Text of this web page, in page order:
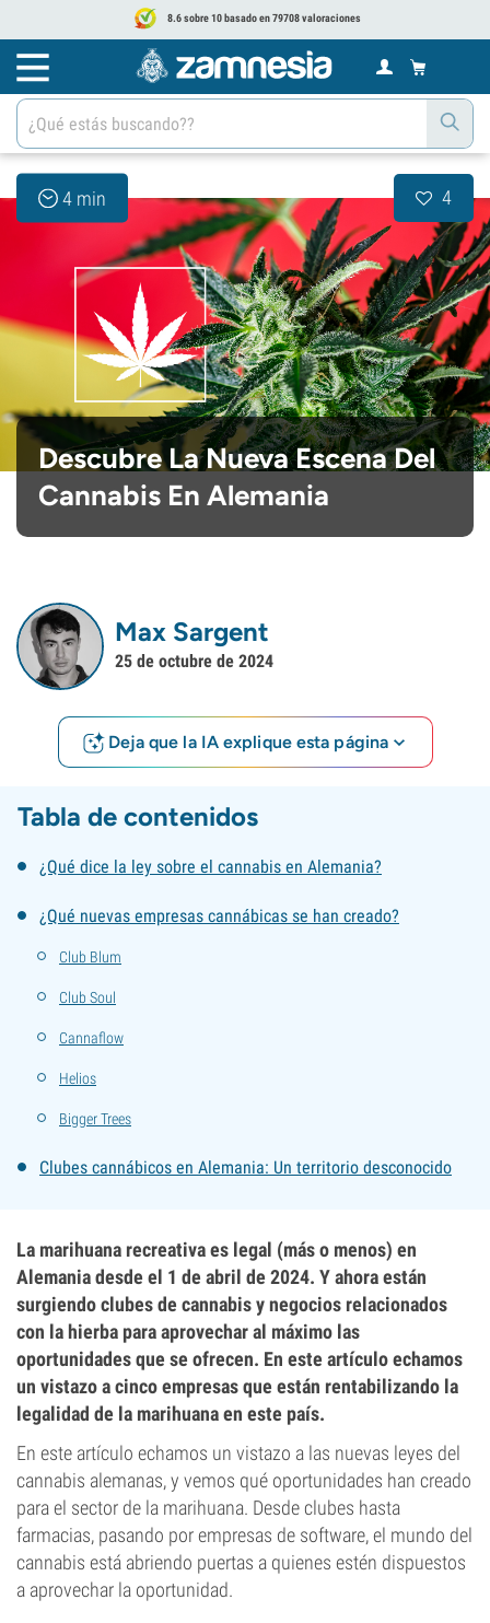
8.6 sobre 10 basado en 79708 valoraciones
4 min 4
Descubre La Nueva Escena Del
Cannabis En Alemania
Max Sargent
25 de octubre de 2024
Deja que la IA explique esta página
Tabla de contenidos
¿Qué dice la ley sobre el cannabis en Alemania?
¿Qué nuevas empresas cannábicas se han creado?
Club Blum
Club Soul
Cannaflow
Helios
Bigger Trees
Clubes cannábicos en Alemania: Un territorio desconocido
La marihuana recreativa es legal (más o menos) en
Alemania desde el 1 de abril de 2024. Y ahora están
surgiendo clubes de cannabis y negocios relacionados
con la hierba para aprovechar al máximo las
oportunidades que se ofrecen. En este artículo echamos
un vistazo a cinco empresas que están rentabilizando la
legalidad de la marihuana en este país.
En este artículo echamos un vistazo a las nuevas leyes del
cannabis alemanas, y vemos qué oportunidades han creado
para el sector de la marihuana. Desde clubes hasta
farmacias, pasando por empresas de software, el mundo del
cannabis está abriendo puertas a quienes estén dispuestos
a aprovechar la oportunidad.